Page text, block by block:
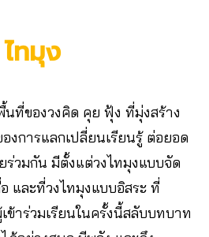
ไทมุง
นที่ของวงคิด คุย ฟุ้ง ที่มุ่งสร้าง
การแลกเปลี่ยนเรียนรู้ ต่อยอด
ร่วมกัน มีตั้งแต่วงไทมุงแบบจัด
และที่วงไทมุงแบบอิสระ ที่
ข้าร่วมเรียนในครั้งนี้สลับบทบาท